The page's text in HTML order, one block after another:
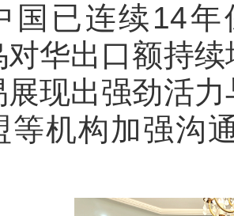
国已连续14年
对华出口额持
展现出强劲活
等机构加强沟